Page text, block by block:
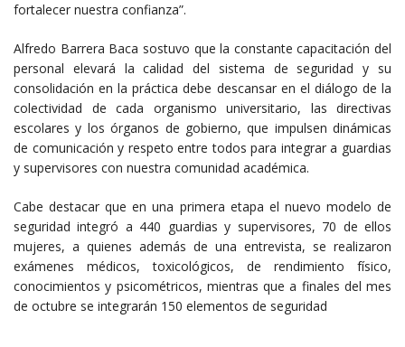
fortalecer nuestra confianza”.​​​
Alfredo Barrera Baca sostuvo que la constante capacitación del
personal elevará la calidad del sistema de seguridad y su
consolidación en la práctica debe descansar en el diálogo de la
colectividad de cada organismo universitario, las directivas
escolares y los órganos de gobierno, que impulsen dinámicas
de comunicación y respeto entre todos para integrar a guardias
y supervisores con nuestra comunidad académica.
Cabe destacar que en una primera etapa el nuevo modelo de
seguridad integró a 440 guardias y supervisores, 70 de ellos
mujeres, a quienes además de una entrevista, se realizaron
exámenes médicos, toxicológicos, de rendimiento físico,
conocimientos y psicométricos, mientras que a finales del mes
de octubre se integrarán 150 elementos de seguridad